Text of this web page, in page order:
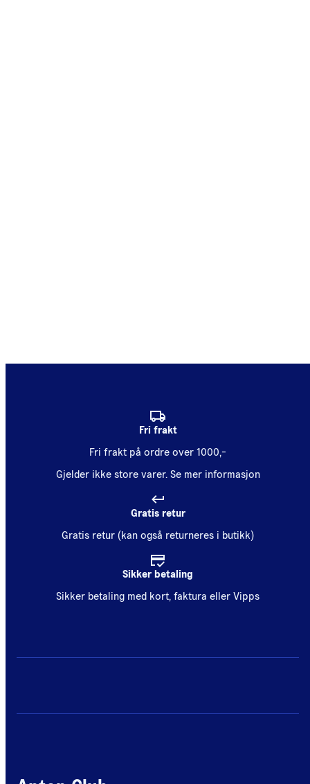
Fri frakt
Fri frakt på ordre over 1000,-
Gjelder ikke store varer. Se mer informasjon
Gratis retur
Gratis retur (kan også returneres i butikk)
Sikker betaling
Sikker betaling med kort, faktura eller Vipps